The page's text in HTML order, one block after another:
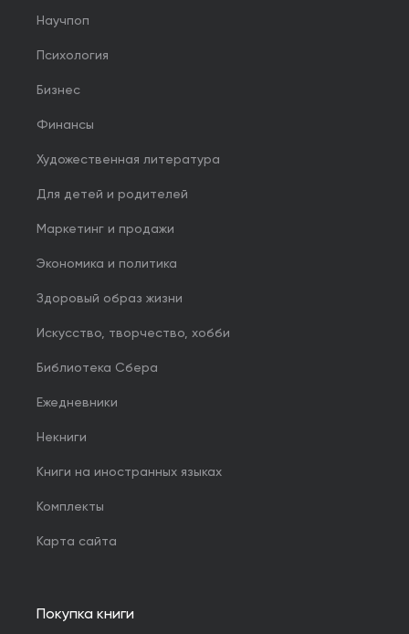
Научпоп
Психология
Бизнес
Финансы
Художественная литература
Для детей и родителей
Маркетинг и продажи
Экономика и политика
Здоровый образ жизни
Искусство, творчество, хобби
Библиотека Сбера
Ежедневники
Некниги
Книги на иностранных языках
Комплекты
Карта сайта
Покупка книги